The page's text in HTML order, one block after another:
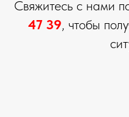
Свяжитесь с нами
47 39, чтобы